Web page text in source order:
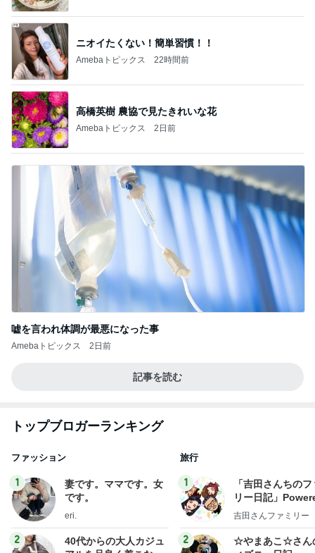
ニオイたくない！簡単習慣！！
Amebaトピックス 22時間前
高橋英樹 農協で見たきれいな花
Amebaトピックス 2日前
嘘を言われ体調が最悪になった事
Amebaトピックス 2日前
記事を読む
トップブロガーランキング
ファッション
1
妻です。ママです。女
です。
eri.
2
40代からの大人カジュ
旅行
1
「吉田さんちの
リー日記」
y Ameba 吉田さ
ログ
吉田さんファミリー
2
☆やまあこ☆さん